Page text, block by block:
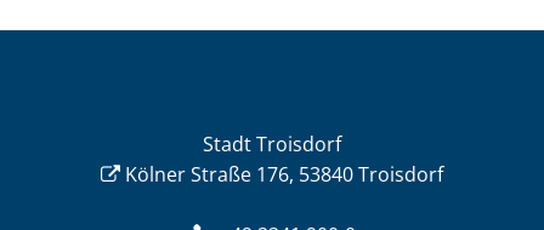
Stadt Troisdorf
Kölner Straße 176, 53840 Troisdorf